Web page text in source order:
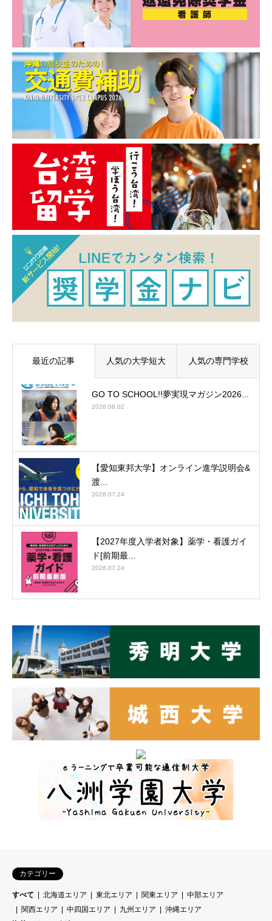
最近の記事 人気の大学短大 人気の専門学校
GO TO SCHOOL!!夢実現マガジン2026...
2026.08.02
【愛知東邦大学】オンライン進学説明会&
渡...
2026.07.24
【2027年度入学者対象】薬学・看護ガイ
ド[前期最...
2026.07.24
カテゴリー
すべて 北海道エリア 東北エリア 関東エリア
中部エリア
関西エリア
中四国エリア 九州エリア
沖縄エリア